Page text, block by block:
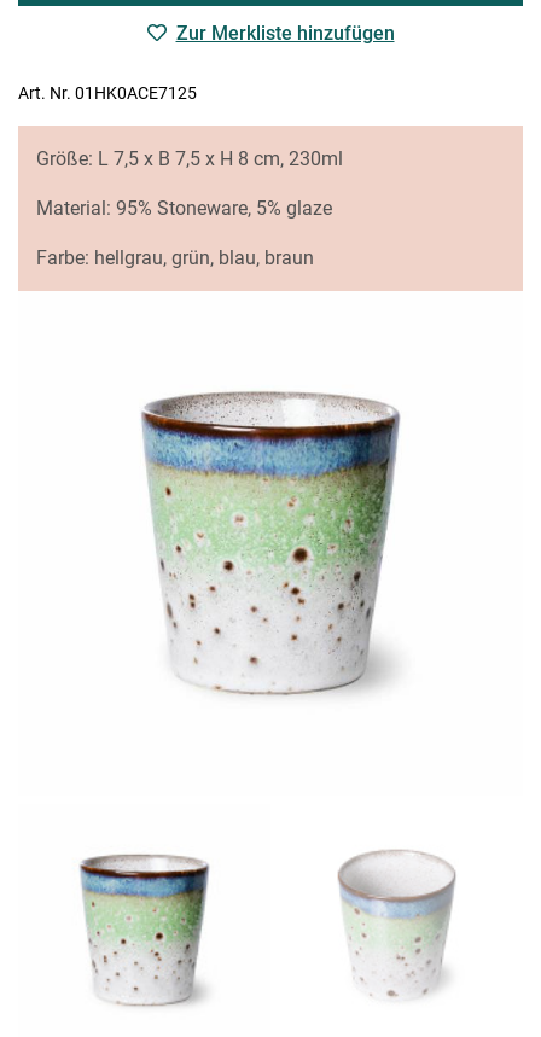
Zur Merkliste hinzufügen
Art. Nr. 01HK0ACE7125
Größe: L 7,5 x B 7,5 x H 8 cm, 230ml
Material: 95% Stoneware, 5% glaze
Farbe: hellgrau, grün, blau, braun